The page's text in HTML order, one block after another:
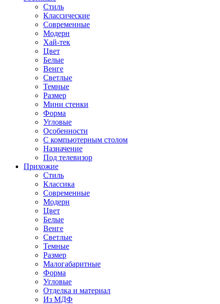
Стиль
Классические
Современные
Модерн
Хай-тек
Цвет
Белые
Венге
Светлые
Темные
Размер
Мини стенки
Форма
Угловые
Особенности
С компьютерным столом
Назначение
Под телевизор
Прихожие
Стиль
Классика
Современные
Модерн
Цвет
Белые
Венге
Светлые
Темные
Размер
Малогабаритные
Форма
Угловые
Отделка и материал
Из МДФ